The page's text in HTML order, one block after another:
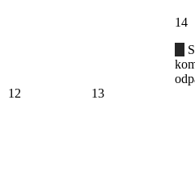
12 13
14